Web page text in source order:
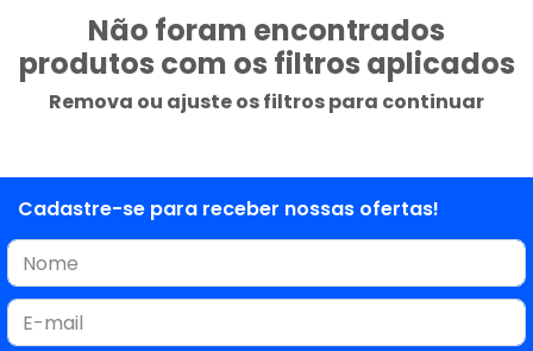
Não foram encontrados
produtos com os filtros aplicados
Remova ou ajuste os filtros para continuar
Cadastre-se para receber nossas ofertas!